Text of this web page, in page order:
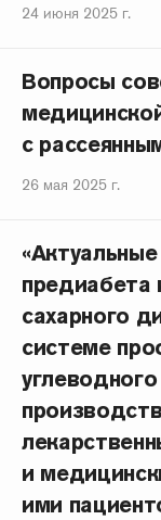
24 июня 2025 г.
Вопросы
с
26 мая 2025 г.
предиабета
сахарного
системе
и
ими